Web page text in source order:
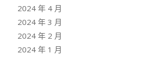
2024 年 4 月
2024 年 3 月
2024 年 2 月
2024 年 1 月